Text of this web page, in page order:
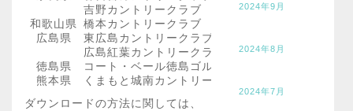
吉野カントリークラブ
和歌山県 橋本カントリークラブ
広島県
東広島カントリークラブ
広島紅葉カントリークラブ
徳島県
コート・ベール徳島ゴルフクラブ
熊本県
くまもと城南カントリークラブ
ダウンロードの方法に関しては、
2024年9月
2024年8月
2024年7月